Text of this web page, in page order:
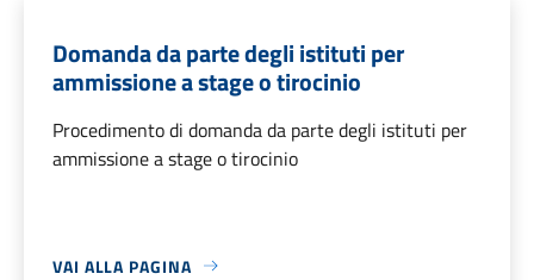
Domanda da parte degli istituti per
ammissione a stage o tirocinio
Procedimento di domanda da parte degli istituti per
ammissione a stage o tirocinio
VAI ALLA PAGINA